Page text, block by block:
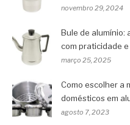
novembro 29, 2024
Bule de alumínio:
com praticidade
março 25, 2025
Como escolher a
domésticos em
agosto 7, 2023